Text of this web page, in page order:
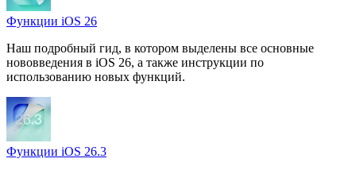
Функции iOS 26
Наш подробный гид, в котором выделены все основные
нововведения в iOS 26, а также инструкции по
использованию новых функций.
Функции iOS 26.3